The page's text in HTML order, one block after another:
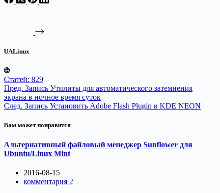
UALinux
Статей: 829
Пред. Запись Утилиты для автоматического затемнения
экрана в ночное время суток
След. Запись Установить Adobe Flash Plugin в KDE NEON
Вам может понравится
Альтернативный файловый менеджер Sunflower для
Ubuntu/Linux Mint
2016-08-15
комментария 2